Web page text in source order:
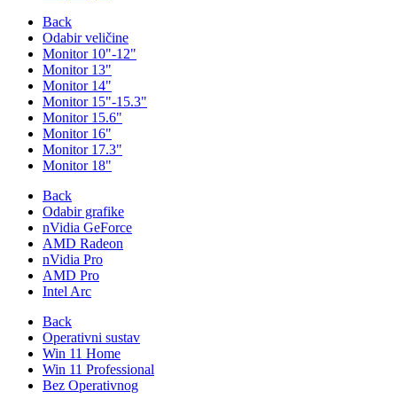
Back
Odabir veličine
Monitor 10"-12"
Monitor 13"
Monitor 14"
Monitor 15"-15.3"
Monitor 15.6"
Monitor 16"
Monitor 17.3"
Monitor 18"
Back
Odabir grafike
nVidia GeForce
AMD Radeon
nVidia Pro
AMD Pro
Intel Arc
Back
Operativni sustav
Win 11 Home
Win 11 Professional
Bez Operativnog